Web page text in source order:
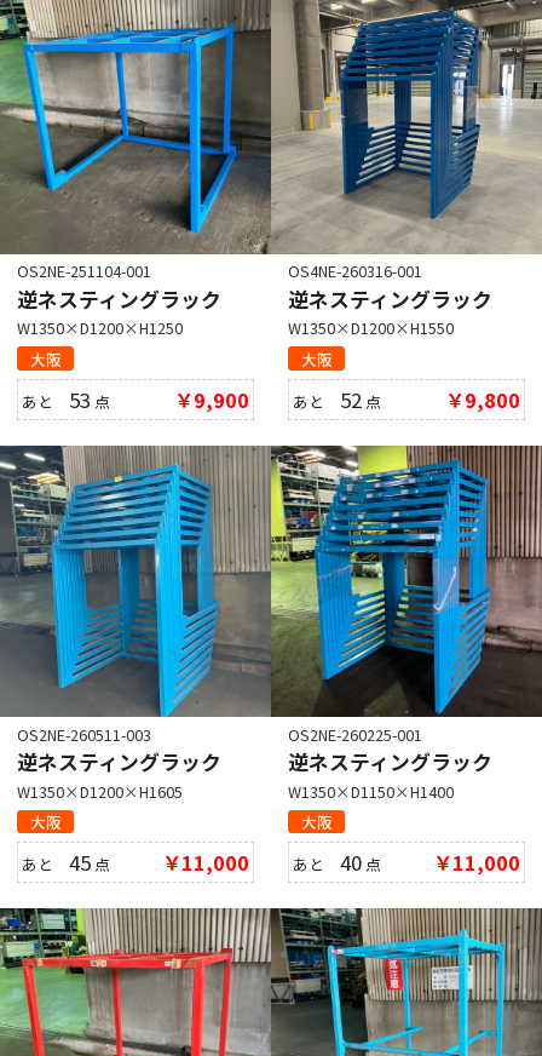
OS2NE-251104-001
逆ネスティングラック
W1350×D1200×H1250
大阪
あと 53 点 ￥9,900
OS4NE-260316-001
逆ネスティングラック
W1350×D1200×H1550
大阪
あと 52 点 ￥9,800
OS2NE-260511-003
逆ネスティングラック
W1350×D1200×H1605
大阪
あと45 点 ￥11,000
OS2NE-260225-001
逆ネスティングラック
W1350×D1150×H1400
大阪
あと40 点 ￥11,000